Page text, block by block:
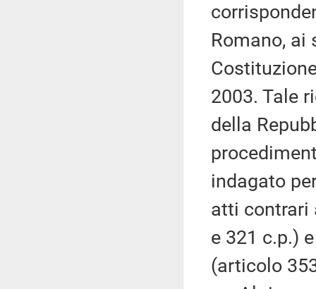
Romano, ai
2003. Tale
della
indagato
atti contrari
e 321 c.p.)
(articolo